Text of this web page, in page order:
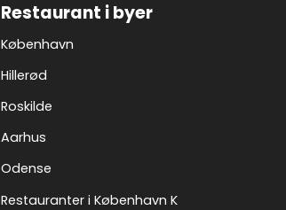
Restaurant i byer
København
Hillerød
Roskilde
Aarhus
Odense
Restauranter i København K